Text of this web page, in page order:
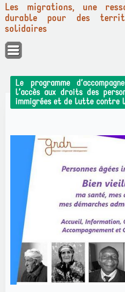
Panneau de gestion des cookies
Les migrations, une
durable pour des
solidaires
Le programme
l’accès aux droits des
immigrées et de lutte contre